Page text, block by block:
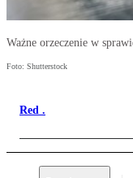
Ważne orzeczenie w
Foto: Shutterstock
Red .